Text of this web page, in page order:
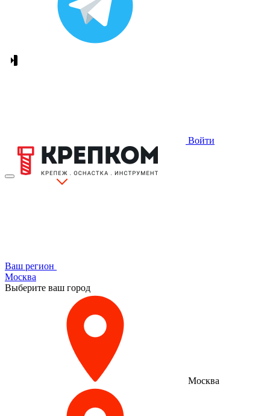
Войти
Ваш регион
Москва
Выберите ваш город
Москва